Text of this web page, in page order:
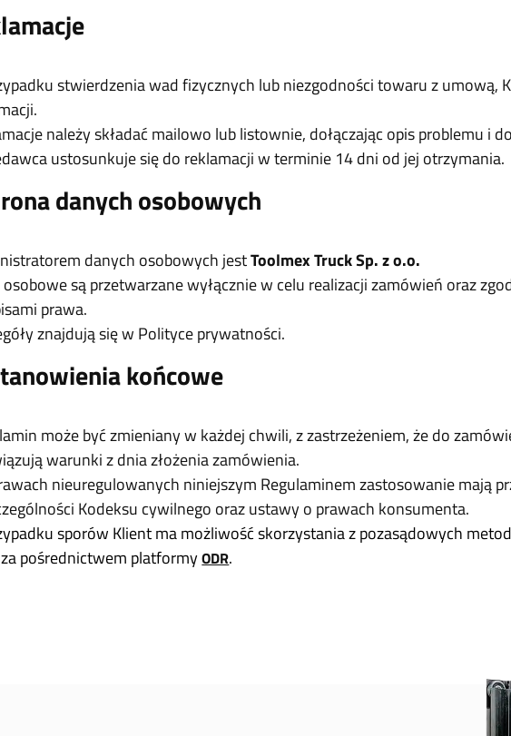
stwierdzenia wad fizycznych lub niezgodności towaru z umową,
należy składać mailowo lub listownie, dołączając opis problemu i
ustosunkuje się do reklamacji w terminie 14 dni od jej otrzymania.
danych osobowych
danych osobowych jestToolmex Truck Sp. z o.o.
osobowe są przetwarzane wyłącznie w celu realizacji zamówień oraz
prawa.
znajdują się w Polityce prywatności.
końcowe
może być zmieniany w każdej chwili, z zastrzeżeniem, że do
warunki z dnia złożenia zamówienia.
nieuregulowanych niniejszym Regulaminem zastosowanie mają
Kodeksu cywilnego oraz ustawy o prawach konsumenta.
sporów Klient ma możliwość skorzystania z pozasądowych
pośrednictwem platformyODR.